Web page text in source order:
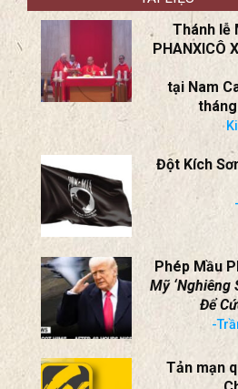
Trung Cộng Quấy Rối Khiến
Loan Trở Nên Chai Sạn
TÀI LIỆU
Thánh lễ
PHANXICÔ
tại Nam
Đột Kích
Phép Mầu
Mỹ ‘Nghiêng